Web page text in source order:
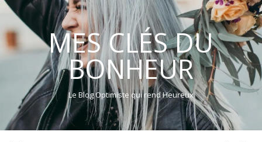
MES CLÉS DU
BONHEUR
Le Blog Optimiste qui rend Heureux